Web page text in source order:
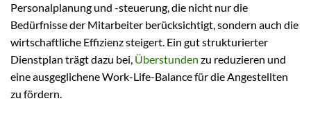
Personalplanung und -steuerung, die nicht nur die
Bedürfnisse der Mitarbeiter berücksichtigt, sondern auch die
wirtschaftliche Effizienz steigert. Ein gut strukturierter
Dienstplan trägt dazu bei, Überstunden zu reduzieren und
eine ausgeglichene Work-Life-Balance für die Angestellten
zu fördern.